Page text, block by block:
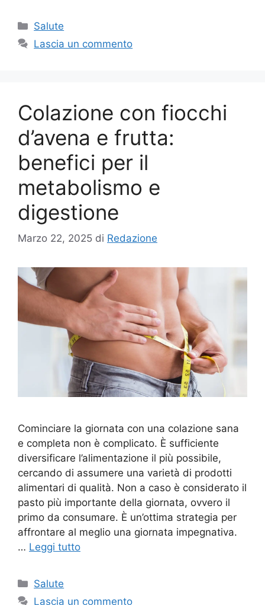
Categorie
Salute
Lascia un commento
Colazione con fiocchi
d’avena e frutta:
benefici per il
metabolismo e
digestione
Marzo 22, 2025 di Redazione
Cominciare la giornata con una colazione sana
e completa non è complicato. È sufficiente
diversificare l’alimentazione il più possibile,
cercando di assumere una varietà di prodotti
alimentari di qualità. Non a caso è considerato il
pasto più importante della giornata, ovvero il
primo da consumare. È un’ottima strategia per
affrontare al meglio una giornata impegnativa.
… Leggi tutto
Categorie
Salute
Lascia un commento